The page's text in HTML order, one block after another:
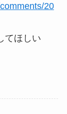
20
てほしい